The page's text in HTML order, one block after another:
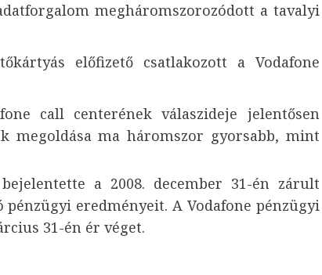
megháromszorozódott a tavalyi
előfizető csatlakozott a Vodafone
call centerének válaszideje jelentősen
megoldása ma háromszor gyorsabb, mint
a 2008. december 31-én zárult
eredményeit. A Vodafone pénzügyi
31-én ér véget.